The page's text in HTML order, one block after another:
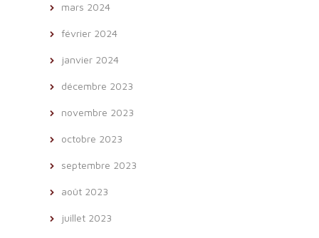
mars 2024
février 2024
janvier 2024
décembre 2023
novembre 2023
octobre 2023
septembre 2023
août 2023
juillet 2023